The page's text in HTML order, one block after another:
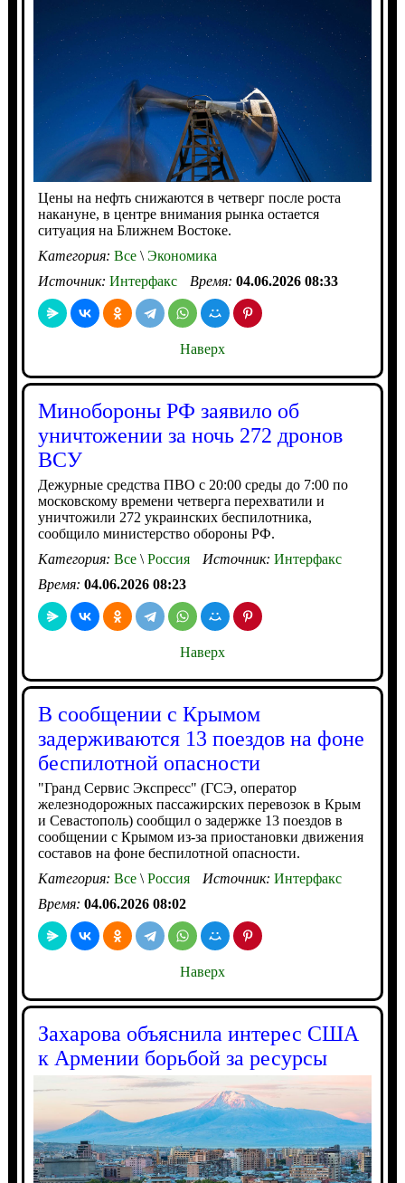
Цены на нефть снижаются в четверг после роста
накануне, в центре внимания рынка остается
ситуация на Ближнем Востоке.
Категория: Все\Экономика
Источник: Интерфакс Время: 04.06.2026 08:33
Наверх
Минобороны РФ заявило об
уничтожении за ночь 272 дронов
ВСУ
Дежурные средства ПВО с 20:00 среды до 7:00 по
московскому времени четверга перехватили и
уничтожили 272 украинских беспилотника,
сообщило министерство обороны РФ.
Категория: Все\Россия Источник: Интерфакс
Время: 04.06.2026 08:23
Наверх
В сообщении с Крымом
задерживаются 13 поездов на фоне
беспилотной опасности
"Гранд Сервис Экспресс" (ГСЭ, оператор
железнодорожных пассажирских перевозок в Крым
и Севастополь) сообщил о задержке 13 поездов в
сообщении с Крымом из-за приостановки движения
составов на фоне беспилотной опасности.
Категория: Все\Россия Источник: Интерфакс
Время: 04.06.2026 08:02
Наверх
Захарова объяснила интерес США
к Армении борьбой за ресурсы